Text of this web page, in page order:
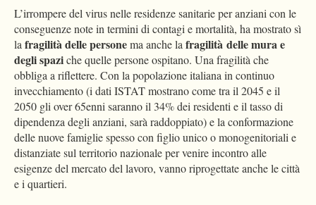
L’irrompere del virus nelle residenze sanitarie per anziani con le
conseguenze note in termini di contagi e mortalità, ha mostrato sì
la fragilità delle personema anche la fragilità delle mura e
degli spaziche quelle persone ospitano. Una fragilità che
obbliga a riflettere. Con la popolazione italiana in continuo
invecchiamento (i dati ISTAT mostrano come tra il 2045 e il
2050 gli over 65enni saranno il 34% dei residenti e il tasso di
dipendenza degli anziani, sarà raddoppiato) e la conformazione
delle nuove famiglie spesso con figlio unico o monogenitoriali e
distanziate sul territorio nazionale per venire incontro alle
esigenze del mercato del lavoro, vanno riprogettate anche le città
e i quartieri.